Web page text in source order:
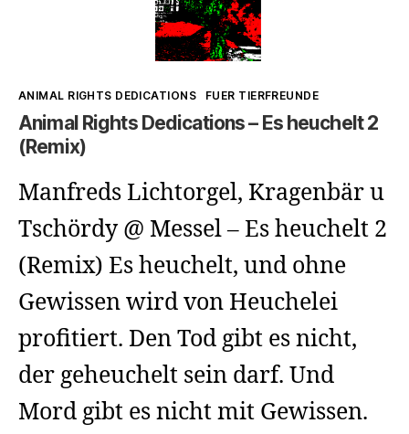
Kategorien
ANIMAL RIGHTS DEDICATIONS FUER TIERFREUNDE
Animal Rights Dedications – Es heuchelt 2
(Remix)
Manfreds Lichtorgel, Kragenbär u
Tschördy @ Messel – Es heuchelt 2
(Remix) Es heuchelt, und ohne
Gewissen wird von Heuchelei
profitiert. Den Tod gibt es nicht,
der geheuchelt sein darf. Und
Mord gibt es nicht mit Gewissen.